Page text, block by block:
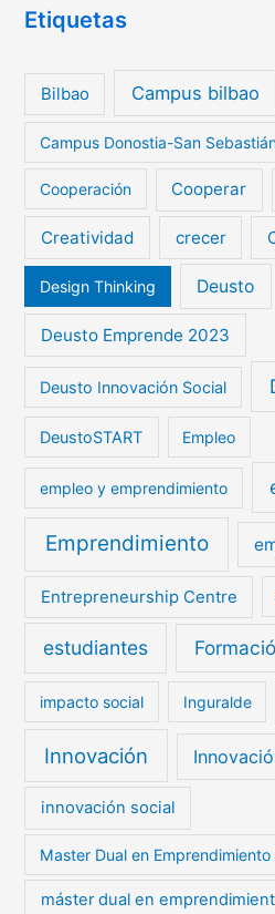
Etiquetas
Bilbao Campus bilbao
Campus Donostia-San
Cooperación Cooperar
Creatividad crecer
Design Thinking Deusto
Deusto Emprende 2023
Deusto Innovación Social
DeustoSTART Empleo
empleo y emprendimiento
Emprendimiento
Entrepreneurship Centre
estudiantes
impacto social Inguralde
Innovación
innovación social
Master Dual en
máster dual en